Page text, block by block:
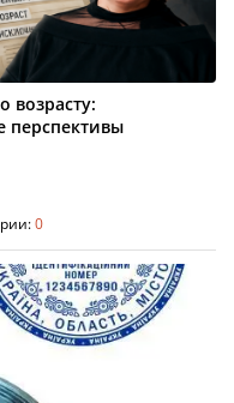
возрасту:
перспективы
0